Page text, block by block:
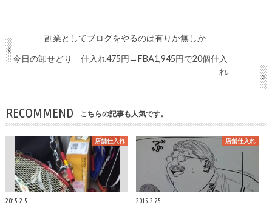
副業としてブログをやるのは有りか無しか
今日の卸せどり 仕入れ475円→FBA1,945円で20個仕入
れ
RECOMMEND こちらの記事も人気です。
店舗仕入れ
2015.2.5
店舗仕入れ
2015.2.25